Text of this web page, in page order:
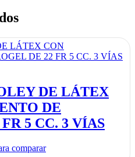
DE LÁTEX
DE
5 CC. 3 VÍAS
comparar